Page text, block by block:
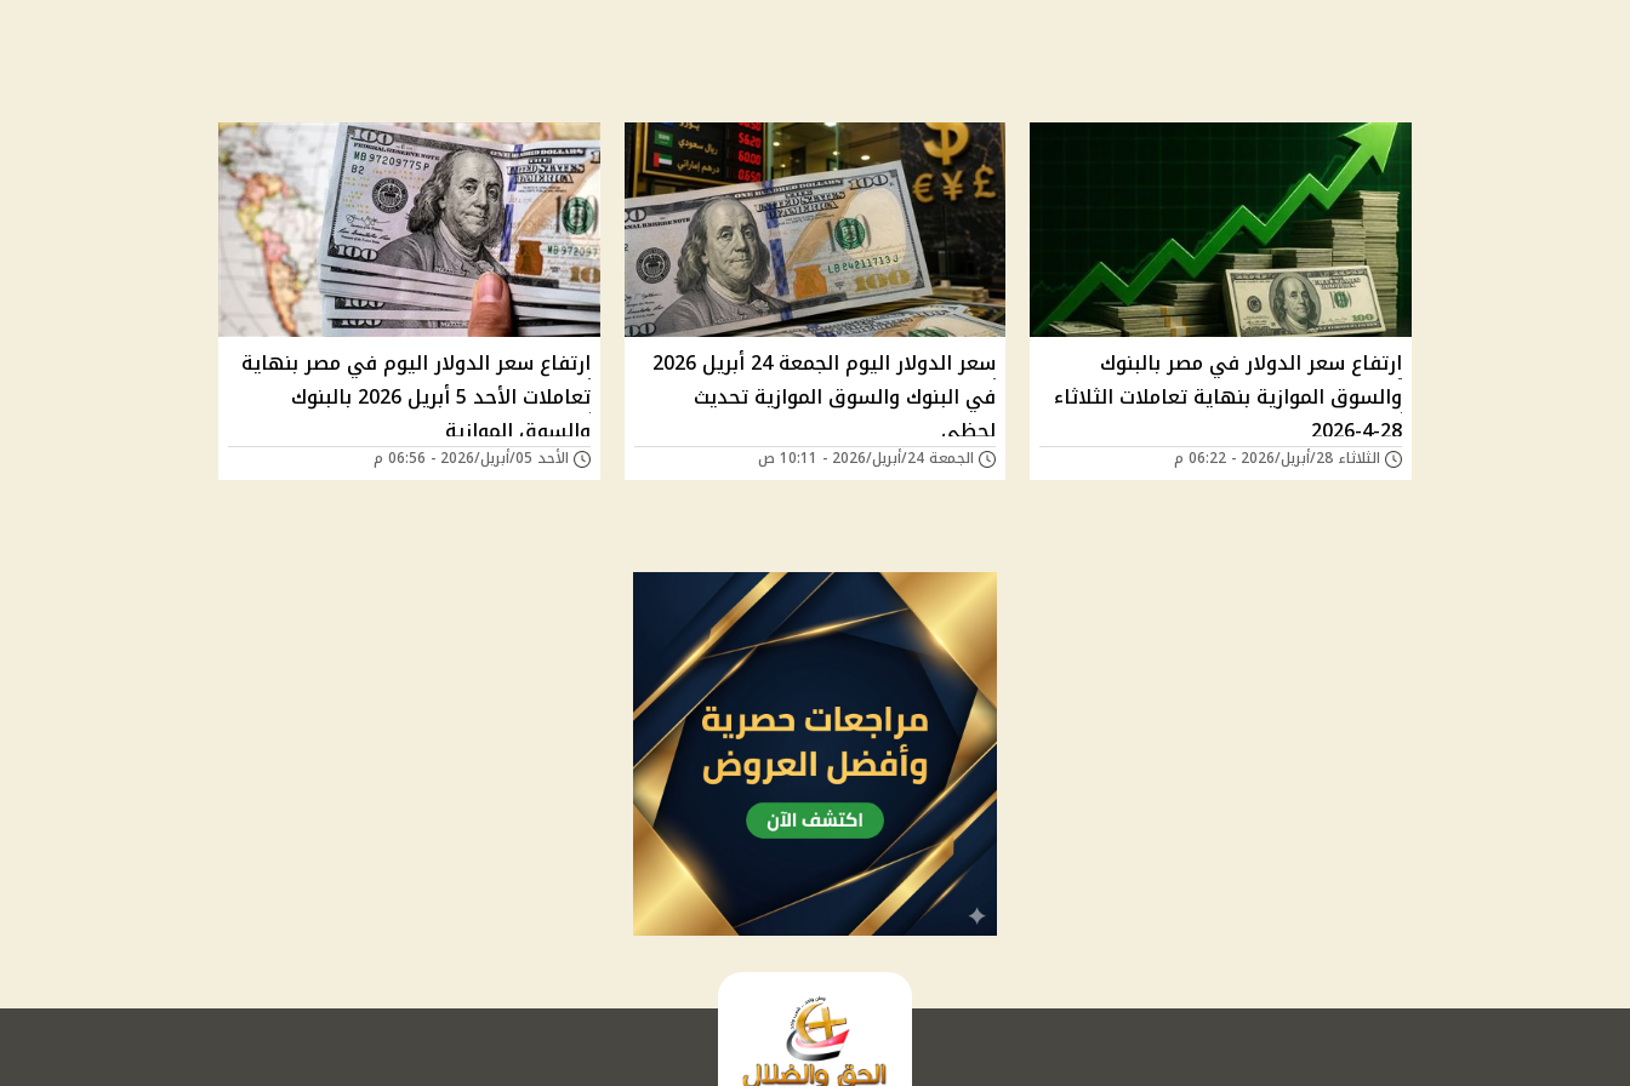
ارتفاع سعر الدولار في مصر بالبنوك
والسوق الموازية بنهاية تعاملات الثلاثاء
28-4-2026
الثلاثاء 28/أبريل/2026 - 06:22 م
سعر الدولار اليوم الجمعة 24 أبريل 2026
في البنوك والسوق الموازية تحديث
لحظي
الجمعة 24/أبريل/2026 - 10:11 ص
ارتفاع سعر الدولار اليوم في مصر بنهاية
تعاملات الأحد 5 أبريل 2026 بالبنوك
والسوق الموازية
الأحد 05/أبريل/2026 - 06:56 م